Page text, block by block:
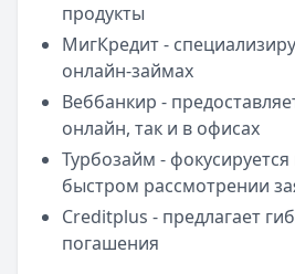
продукты
МигКредит -
онлайн-займах
Веббанкир -
онлайн, так и в офисах
Турбозайм -
быстром рассмотрении
Creditplus - предлагает
погашения